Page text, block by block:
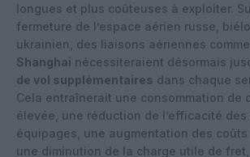
longues et plus coûteuses à exploiter.
fermeture de l’espace aérien russe,
ukrainien, des liaisons aériennes comme
Shanghai nécessiteraient désormais
de vol supplémentaires dans chaque
Cela entraînerait une consommation de
élevée, une réduction de l’efficacité
équipages, une augmentation des coûts
une diminution de la charge utile de